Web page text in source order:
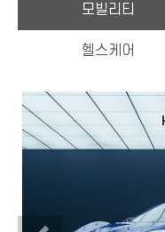
모빌리티
헬스케어